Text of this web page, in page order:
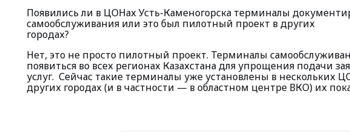
Появились ли в ЦОНах Усть-Каменогорска терминалы
самообслуживания или это был пилотный проект в других
городах?
Нет, это не просто пилотный проект. Терминалы
появиться во всех регионах Казахстана для упрощения подачи
услуг. Сейчас такие терминалы уже установлены в нескольких
других городах (и в частности — в областном центре ВКО) их